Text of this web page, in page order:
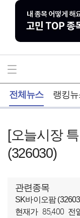
전체뉴스 랭킹
[오늘시장
(326030)
관련종목
SK바이오팜
현재가 85,400 전